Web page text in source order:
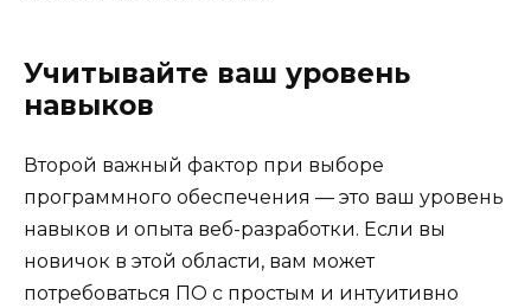
Учитывайте ваш уровень
навыков
Второй важный фактор при выборе
программного обеспечения — это ваш уровень
навыков и опыта веб-разработки. Если вы
новичок в этой области, вам может
потребоваться ПО с простым и интуитивно